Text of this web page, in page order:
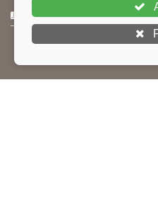
CURTA NOSSA FAN